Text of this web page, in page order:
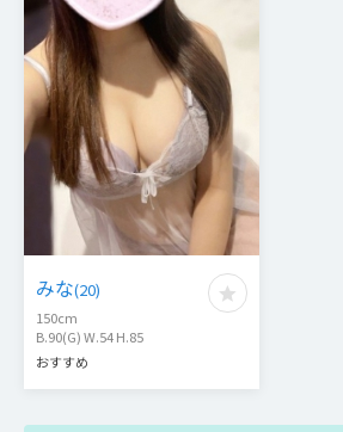
みな(20)
150cm
B.90(G) W.54 H.85
おすすめ